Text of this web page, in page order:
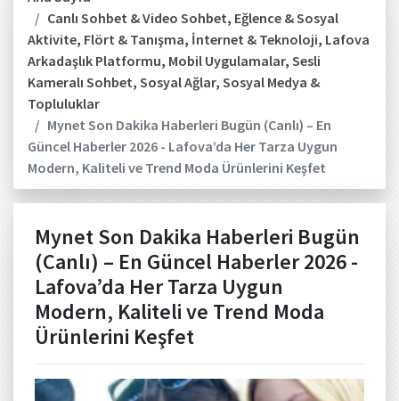
Canlı Sohbet & Video Sohbet, Eğlence & Sosyal
Aktivite, Flört & Tanışma, İnternet & Teknoloji, Lafova
Arkadaşlık Platformu, Mobil Uygulamalar, Sesli
Kameralı Sohbet, Sosyal Ağlar, Sosyal Medya &
Topluluklar
Mynet Son Dakika Haberleri Bugün (Canlı) – En
Güncel Haberler 2026 - Lafova’da Her Tarza Uygun
Modern, Kaliteli ve Trend Moda Ürünlerini Keşfet
Mynet Son Dakika Haberleri Bugün
(Canlı) – En Güncel Haberler 2026 -
Lafova’da Her Tarza Uygun
Modern, Kaliteli ve Trend Moda
Ürünlerini Keşfet